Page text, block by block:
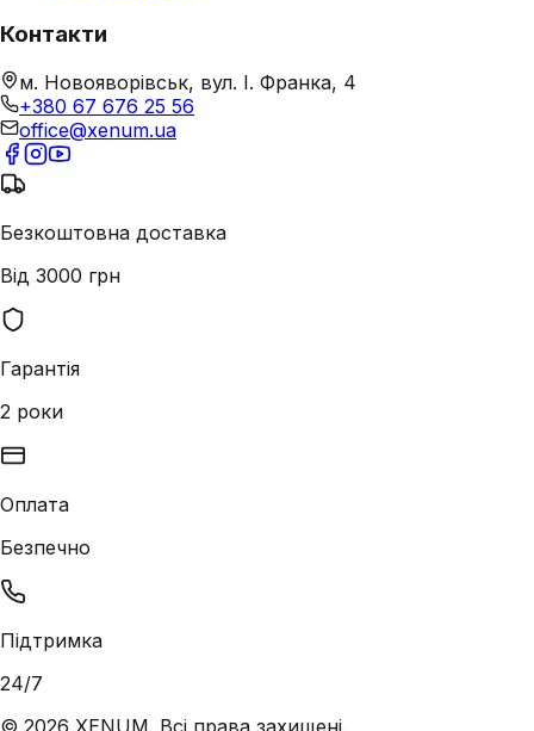
Контакти
м. Новояворівськ, вул. І. Франка, 4
+380 67 676 25 56
office@xenum.ua
Безкоштовна доставка
Від 3000 грн
Гарантія
2 роки
Оплата
Безпечно
Підтримка
24/7
© 2026 XENUM. Всі права захищені.